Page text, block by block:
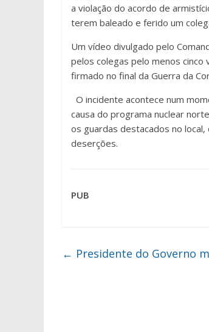
a violação do acordo de
terem baleado e ferido um
Um vídeo divulgado pelo
pelos colegas pelo menos cinco
firmado no final da Guerra da
O incidente acontece num
causa do programa nuclear
os guardas destacados no
deserções.
PUB
← Presidente do Governo